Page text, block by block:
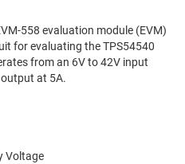
558 evaluation module (EVM)
for evaluating the TPS54540
from an 6V to 42V input
at 5A.
Voltage